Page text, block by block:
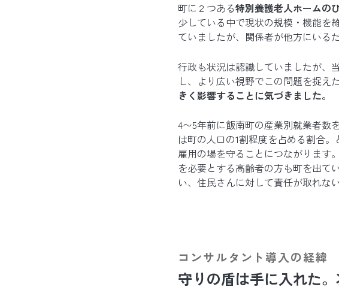
町に２つある特別養護老人ホームの
少している中で現状の規模・機能を
ていましたが、関係者が他方にいる
行政も状況は認識していましたが、
し、より広い視野でこの問題を捉え
きく影響することに気づきました。
4〜5年前に飯南町の産業別就業者数
は町の人口の1割程度を占める割合
雇用の場を守ることにつながります
を必要とする高齢者の方も町を出て
い、住民さんに対して責任が取れな
コンサルタント導入の経緯
守りの盾は手に入れた